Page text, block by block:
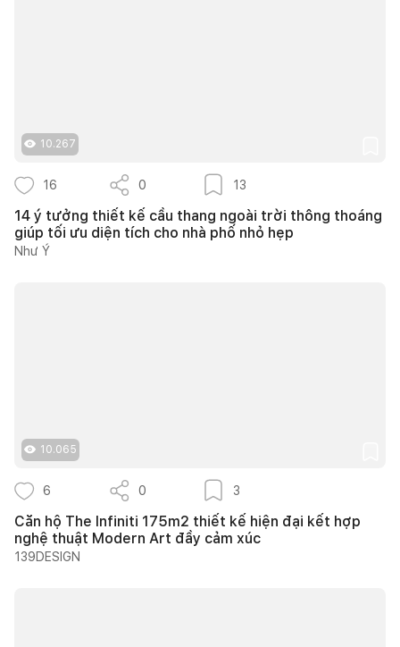
10.267
16 0 13
14 ý tưởng thiết kế cầu thang ngoài trời thông thoáng
giúp tối ưu diện tích cho nhà phố nhỏ hẹp
Như Ý
10.065
6 0 3
Căn hộ The Infiniti 175m2 thiết kế hiện đại kết hợp
nghệ thuật Modern Art đầy cảm xúc
139DESIGN